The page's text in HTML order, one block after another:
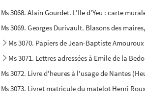
Ms 3068. Alain Gourdet. L'Ile d'Yeu : carte
Ms 3069. Georges Durivault. Blasons des
Ms 3070. Papiers de Jean-Baptiste
Ms 3071. Lettres adressées à Emile de la
Ms 3072. Livre d'heures à l'usage de Nantes
Ms 3073. Livret matricule du matelot Henri